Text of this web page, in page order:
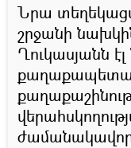
Նրա
շրջանի
Ղուկասյանն